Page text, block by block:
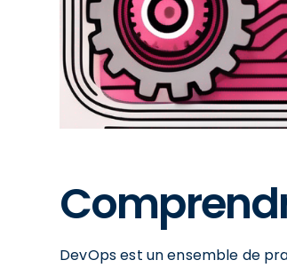
DevOps est un ensemble de